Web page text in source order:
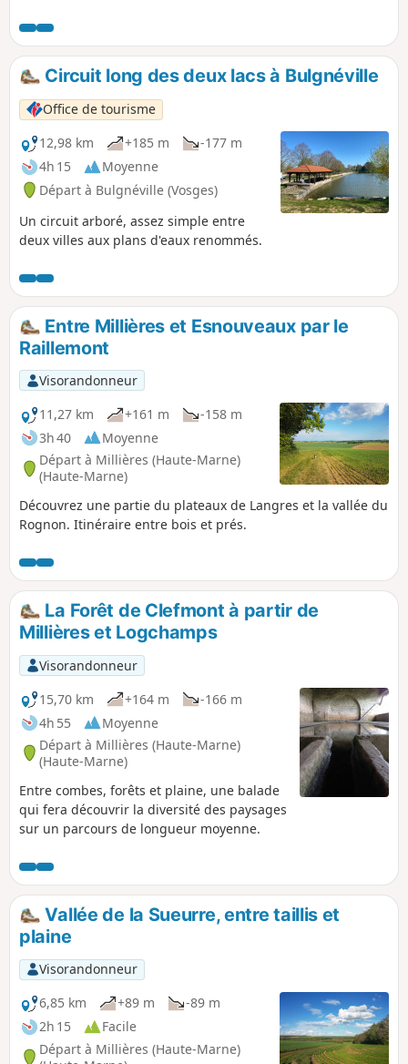
Circuit long des deux lacs à Bulgnéville
Office de tourisme
12,98 km
+185 m
-177 m
4h 15
Moyenne
Départ à Bulgnéville (Vosges)
Un circuit arboré, assez simple entre
deux villes aux plans d'eaux renommés.
Entre Millières et Esnouveaux par le
Raillemont
Visorandonneur
11,27 km
+161 m
-158 m
3h 40
Moyenne
Départ à Millières (Haute-Marne)
(Haute-Marne)
Découvrez une partie du plateaux de Langres et la vallée du
Rognon. Itinéraire entre bois et prés.
La Forêt de Clefmont à partir de
Millières et Logchamps
Visorandonneur
15,70 km
+164 m
-166 m
4h 55
Moyenne
Départ à Millières (Haute-Marne)
(Haute-Marne)
Entre combes, forêts et plaine, une balade
qui fera découvrir la diversité des paysages
sur un parcours de longueur moyenne.
Vallée de la Sueurre, entre taillis et
plaine
Visorandonneur
6,85 km
+89 m
-89 m
2h 15
Facile
Départ à Millières (Haute-Marne)